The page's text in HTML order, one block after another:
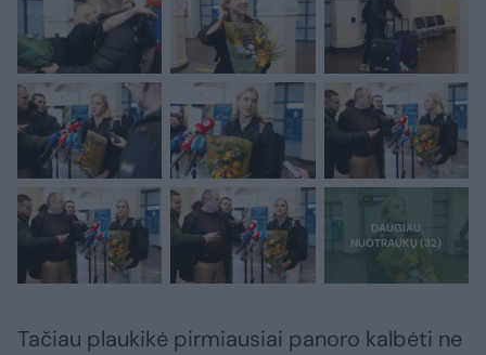
Tačiau plaukikė pirmiausiai panoro kalbėti ne